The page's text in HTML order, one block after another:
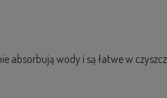
absorbują wody i są łatwe w